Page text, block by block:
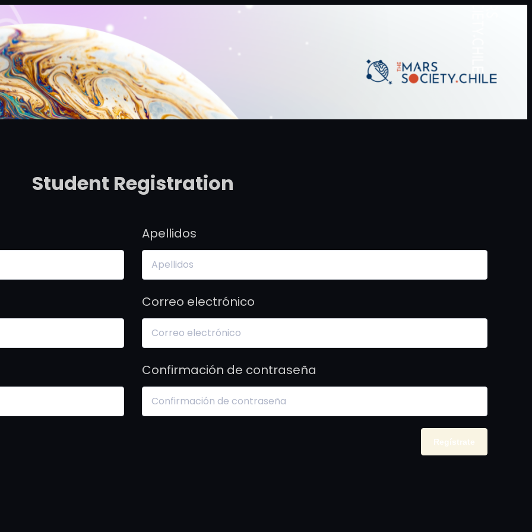
Student Registration
Apellidos
Correo electrónico
Confirmación de contraseña
Regístrate